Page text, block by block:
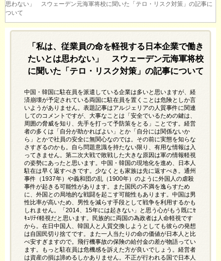
テ
ン
思わない」 スウェーデン元海軍将校に聞いた「テロ・リスク対策」の記事に
ついて
「私は、従業員の命を軽視する日本企業で働き
たいとは思わない」 スウェーデン元海軍将校
に聞いた「テロ・リスク対策」の記事について
中国・韓国に駐在員を派遣している企業は多いと思いますが、経
済崩壊が予定されている両国に駐在員を置くことは危険としか言
いようがありません。表題記事はアルジェリアの人質事件に関連
してのコメントですが、大事なことは「安全でいるための鍵は、
周囲の脅威を知り、先手を打って予防策をとる」ことです。経営
者の多くは「自分が助かればよい」とか「自分には関係ないか
ら」とかで社員の安全に無関心なのでは。その前に実態を知らな
さすぎるのかも。自ら問題意識を持たない限り、有用な情報は入
ってきません。第二次大戦で敗戦した大きな原因は軍の情報軽視
の姿勢にあったと思います。中国・韓国の現地化を進め、日本人
駐在は早く返すべきです。少なくとも家族は先に返すべき。通州
事件（1937年）や義和団の乱（1900年）のように外国人の虐殺
事件が起きる可能性があります。また国民の不満を逸らすため
に、外国との局地的な戦闘を起こす可能性もあります。中国は男
性比率が高いため、男性を減らす手段として戦争を利用するかも
しれません。「2014、15年には起きない」と思う心がもう既にｾ
ｷｭﾘﾃｲ軽視だと思います。民族的に両国の為政者は人命軽視です
から。在日中国人、韓国人と人質交換しようとしても彼らの発想
は自国民切り捨てです。また一人当たりの命の価値が日本人と比
べ安すぎますので。飛行機事故の保険の給付金の差が物語ってい
ます。もっと駐在員は危機感を訴えた方が良いでしょう。経営者
は資産の損は諦めるしかありません。不正が行われる国で日本人